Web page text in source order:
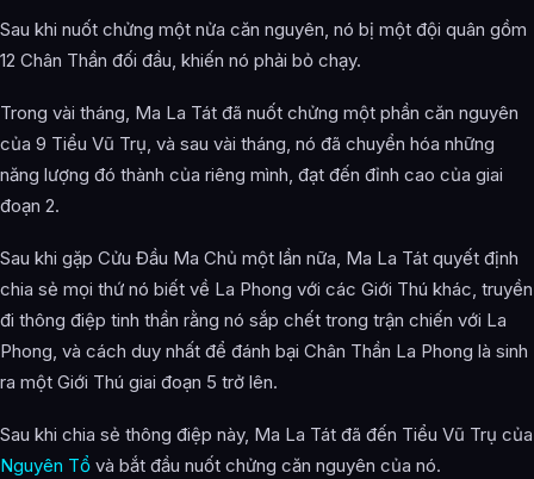
Sau khi nuốt chửng một nửa căn nguyên, nó bị một đội quân gồm
12 Chân Thần đối đầu, khiến nó phải bỏ chạy.
Trong vài tháng, Ma La Tát đã nuốt chửng một phần căn nguyên
của 9 Tiểu Vũ Trụ, và sau vài tháng, nó đã chuyển hóa những
năng lượng đó thành của riêng mình, đạt đến đỉnh cao của giai
đoạn 2.
Sau khi gặp Cửu Đầu Ma Chủ một lần nữa, Ma La Tát quyết định
chia sẻ mọi thứ nó biết về La Phong với các Giới Thú khác, truyền
đi thông điệp tinh thần rằng nó sắp chết trong trận chiến với La
Phong, và cách duy nhất để đánh bại Chân Thần La Phong là sinh
ra một Giới Thú giai đoạn 5 trở lên.
Sau khi chia sẻ thông điệp này, Ma La Tát đã đến Tiểu Vũ Trụ của
Nguyên Tổ và bắt đầu nuốt chửng căn nguyên của nó.